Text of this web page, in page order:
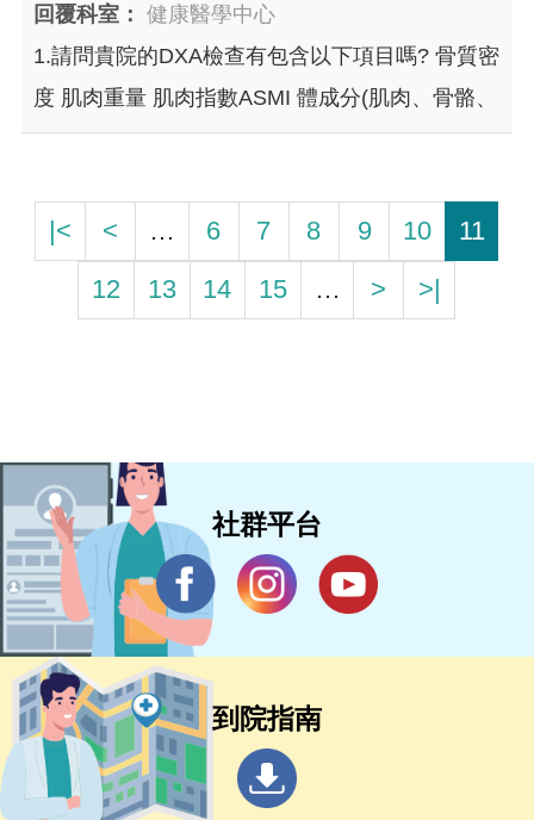
回覆科室： 健康醫學中心
1.請問貴院的DXA檢查有包含以下項目嗎? 骨質密
度 肌肉重量 肌肉指數ASMI 體成分(肌肉、骨骼、
體脂率) 內臟脂肪 腹臀脂肪比 2.請問掛號費+DXA
|< < … 6 7 8 9 10
11
12
13 14 15 … > >|
社群平台
到院指南